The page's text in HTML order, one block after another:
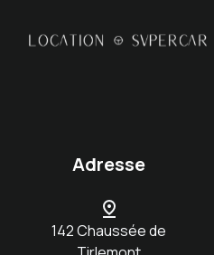
Adresse
pin_drop
142 Chaussée de